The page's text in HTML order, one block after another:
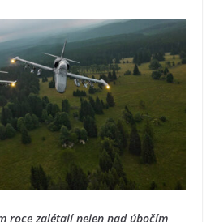
roce zalétají nejen nad úbočím